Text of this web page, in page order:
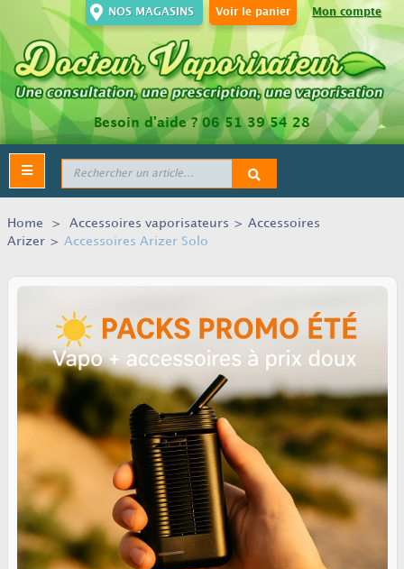
Mon compte
Voir le panier
NOS MAGASINS
Besoin d’aide ?06 51 39 54 28
Toggle
navigation
Home > Accessoires vaporisateurs > Accessoires
Arizer > Accessoires Arizer Solo